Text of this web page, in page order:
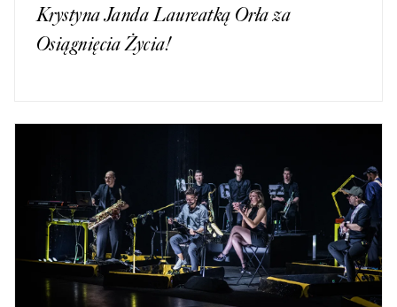
Krystyna Janda Laureatką Orła za
Osiągnięcia Życia!